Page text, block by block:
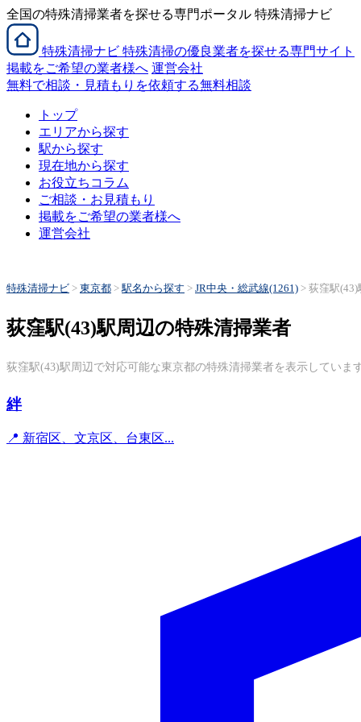
全国の特殊清掃業者を探せる専門ポータル 特殊清掃ナビ
特殊清掃ナビ 特殊清掃の優良業者を探せる専門サイト
掲載をご希望の業者様へ 運営会社
無料で相談・見積もりを依頼する無料相談
トップ
エリアから探す
駅から探す
現在地から探す
お役立ちコラム
ご相談・お見積もり
掲載をご希望の業者様へ
運営会社
特殊清掃ナビ > 東京都 >駅名から探す > JR中央・総武線(1261) > 荻窪駅(43)
荻窪駅(43)駅周辺の特殊清掃業者
荻窪駅(43)駅周辺で対応可能な東京都の特殊清掃業者を表示していま
絆
📍 新宿区、文京区、台東区...